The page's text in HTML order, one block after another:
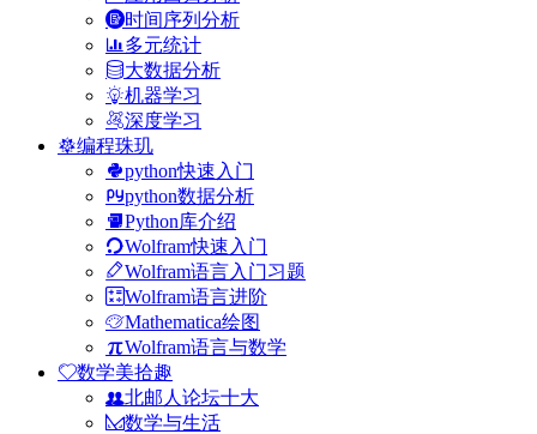
时间序列分析
多元统计
大数据分析
机器学习
深度学习
编程珠玑
python快速入门
python数据分析
Python库介绍
Wolfram快速入门
Wolfram语言入门习题
Wolfram语言进阶
Mathematica绘图
Wolfram语言与数学
数学美拾趣
北邮人论坛十大
数学与生活